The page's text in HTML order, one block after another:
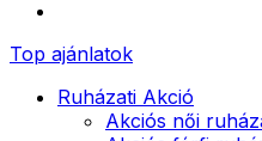
Top ajánlatok
Ruházati Akció
Akciós női